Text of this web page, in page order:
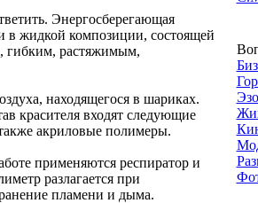
Энергосберегающая
в жидкой композиции, состоящей
гибким, растяжимым,
находящегося в шариках.
красителя входят следующие
акриловые полимеры.
применяются респиратор и
разлагается при
пламени и дыма.